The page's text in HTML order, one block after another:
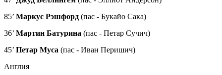
85’ Маркус Рэшфорд (пас - Букайо Сака)
36’ Мартин Батурина (пас - Петар Сучич)
45’ Петар Муса (пас - Иван Перишич)
Англия